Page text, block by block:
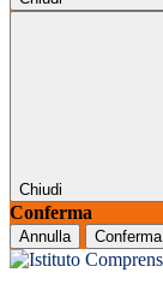
Chiudi
Conferma
Annulla Conferma